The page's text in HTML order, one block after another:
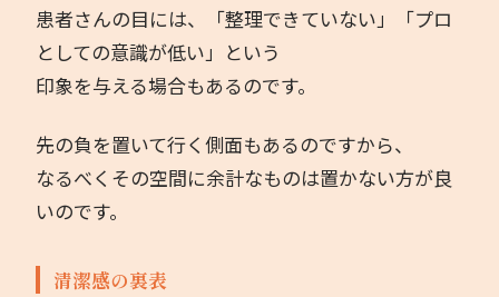
患者さんの目には、「整理できていない」「プロ
としての意識が低い」という
印象を与える場合もあるのです。
先の負を置いて行く側面もあるのですから、
なるべくその空間に余計なものは置かない方が良
いのです。
清潔感の裏表